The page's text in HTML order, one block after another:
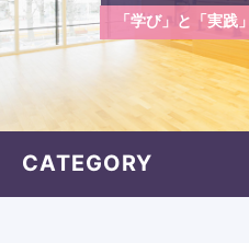
「学び」と「実践
CATEGORY